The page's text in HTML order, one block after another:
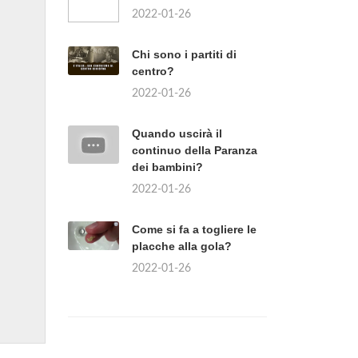
2022-01-26
Chi sono i partiti di
centro?
2022-01-26
Quando uscirà il
continuo della Paranza
dei bambini?
2022-01-26
Come si fa a togliere le
placche alla gola?
2022-01-26